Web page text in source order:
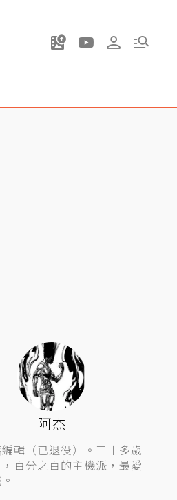
阿杰
輯（已退役）。三十多歲
百分之百的主機派，最愛